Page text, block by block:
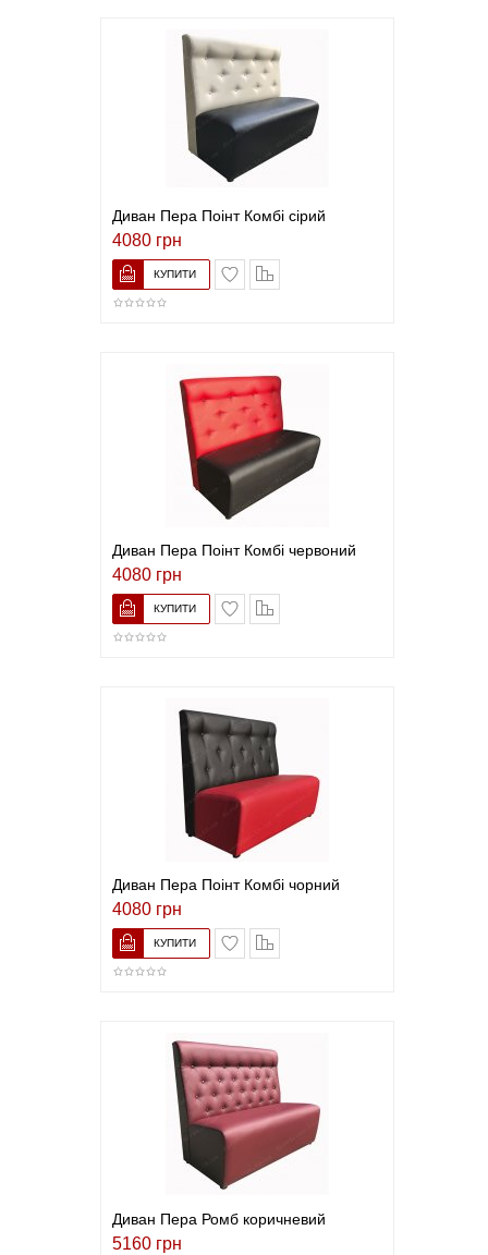
Диван Пера Поінт Комбі сірий
4080 грн
В закладки
Диван Пера Поінт Комбі червоний
4080 грн
В закладки
Диван Пера Поінт Комбі чорний
4080 грн
В закладки
Диван Пера Ромб коричневий
5160 грн